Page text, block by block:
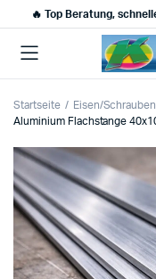
🔥 Top Beratung,
Startseite Eisen/Schrauben
Aluminium Flachstange